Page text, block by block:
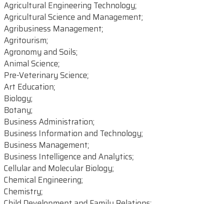
Agricultural Engineering Technology;
Agricultural Science and Management;
Agribusiness Management;
Agritourism;
Agronomy and Soils;
Animal Science;
Pre-Veterinary Science;
Art Education;
Biology;
Botany;
Business Administration;
Business Information and Technology;
Business Management;
Business Intelligence and Analytics;
Cellular and Molecular Biology;
Chemical Engineering;
Chemistry;